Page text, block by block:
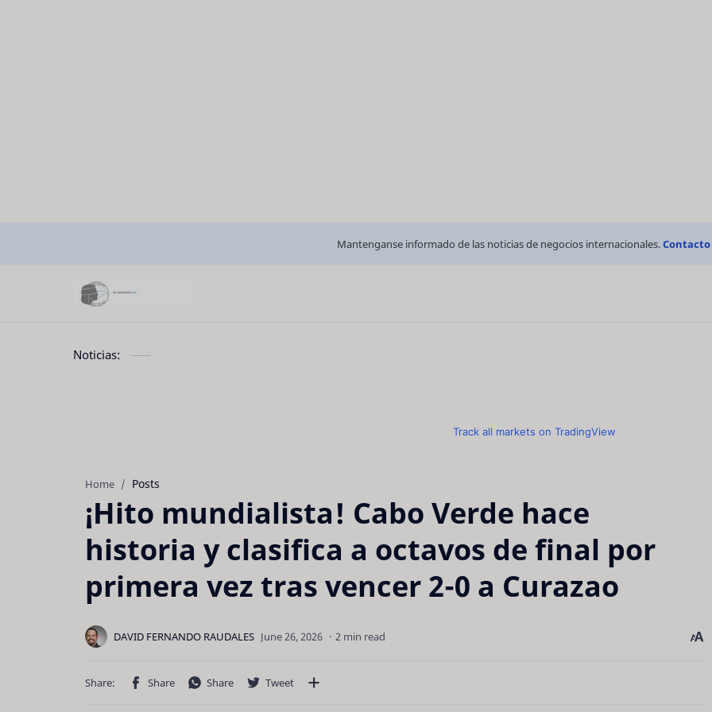
Mantenganse informado de las noticias de negocios internacionales.Contacto
Noticias:
Track all markets on TradingView
Home Posts
¡Hito mundialista! Cabo Verde hace
historia y clasifica a octavos de final por
primera vez tras vencer 2-0 a Curazao
2 min read